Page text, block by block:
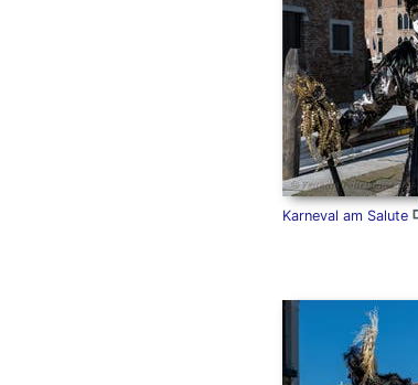
Karneval am Salute